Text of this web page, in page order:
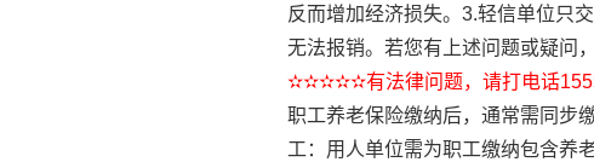
反而增加经济损失。3.轻信单位只
无法报销。若您有上述问题或疑问
✫✫✫✫✫有法律问题，请打电话
职工养老保险缴纳后，通常需同步
工：用人单位需为职工缴纳包含养